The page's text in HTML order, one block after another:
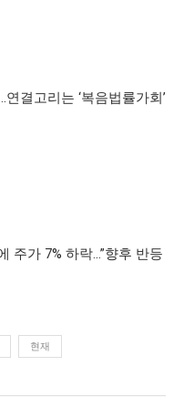
결고리는 ‘복음법률가회’
주가 7% 하락…”향후 반등
현재